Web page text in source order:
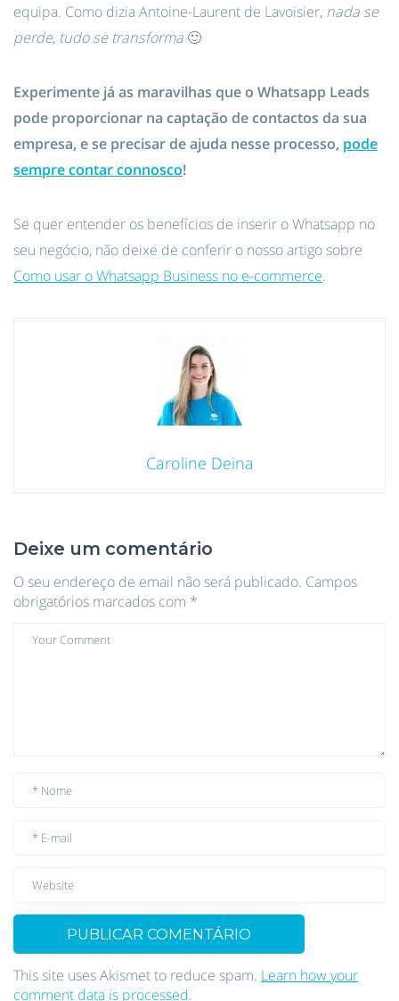
equipa. Como dizia Antoine-Laurent de Lavoisier, nada se
perde, tudo se transforma 🙂
Experimente já as maravilhas que o Whatsapp Leads
pode proporcionar na captação de contactos da sua
empresa, e se precisar de ajuda nesse processo, pode
sempre contar connosco!
Se quer entender os benefícios de inserir o Whatsapp no
seu negócio, não deixe de conferir o nosso artigo sobre
Como usar o Whatsapp Business no e-commerce.
Caroline Deina
Deixe um comentário
O seu endereço de email não será publicado. Campos
obrigatórios marcados com *
This site uses Akismet to reduce spam. Learn how your
comment data is processed.